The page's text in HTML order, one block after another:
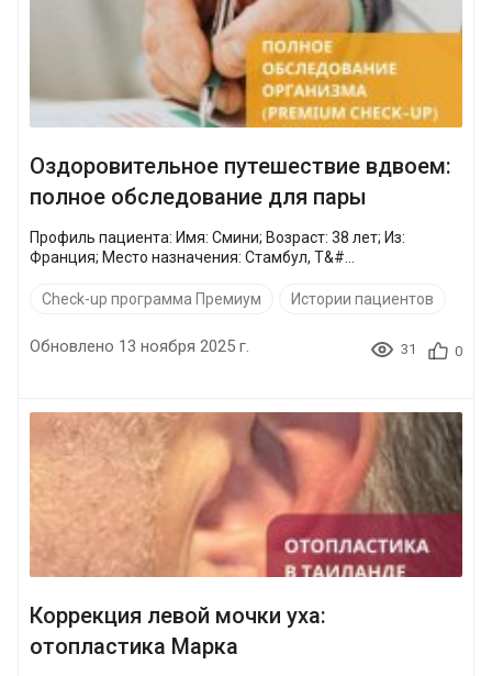
Оздоровительное путешествие вдвоем:
полное обследование для пары
Профиль пациента: Имя: Смини; Возраст: 38 лет; Из:
Франция; Место назначения: Стамбул, Т&#...
Check-up программа Премиум Истории пациентов
Обновлено 13 ноября 2025 г. 31 0
Коррекция левой мочки уха:
отопластика Марка